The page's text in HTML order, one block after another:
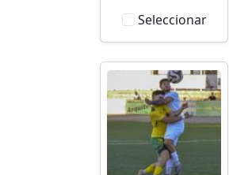
Seleccionar